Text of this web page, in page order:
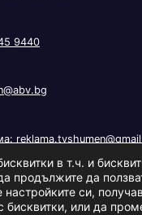
9440
в т.ч. и
продължите да
си,
бисквитки, или да